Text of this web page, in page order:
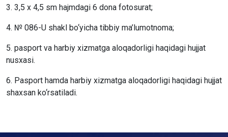
3. 3,5 x 4,5 sm hajmdagi 6 dona fotosurat;
4. № 086-U shakl bo‘yicha tibbiy ma’lumotnoma;
5. pasport va harbiy xizmatga aloqadorligi haqidagi hujjat
nusxasi.
6. Pasport hamda harbiy xizmatga aloqadorligi haqidagi hujjat
shaxsan ko‘rsatiladi.